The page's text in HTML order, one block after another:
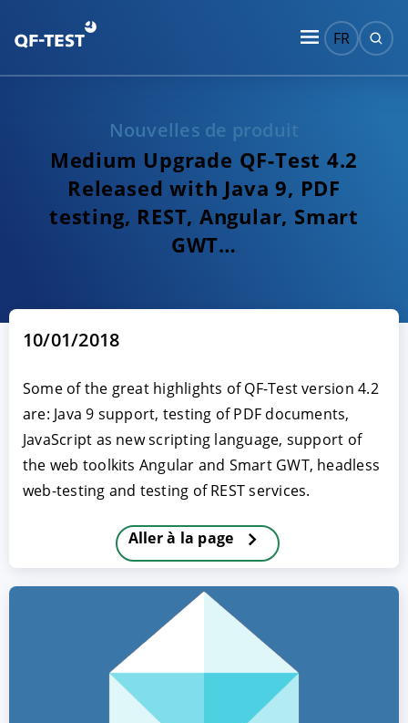
FR
Nouvelles de produit
Medium Upgrade QF-Test 4.2
Released with Java 9, PDF
testing, REST, Angular, Smart
GWT…
10/01/2018
Some of the great highlights of QF-Test version 4.2
are: Java 9 support, testing of PDF documents,
JavaScript as new scripting language, support of
the web toolkits Angular and Smart GWT, headless
web-testing and testing of REST services.
Aller à la page
PARAMETRER
Mentions légales Protection des données